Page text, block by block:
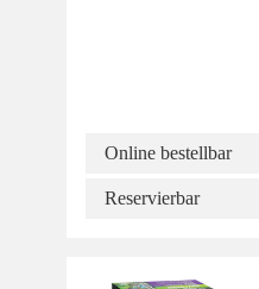
Online bestellbar
Reservierbar